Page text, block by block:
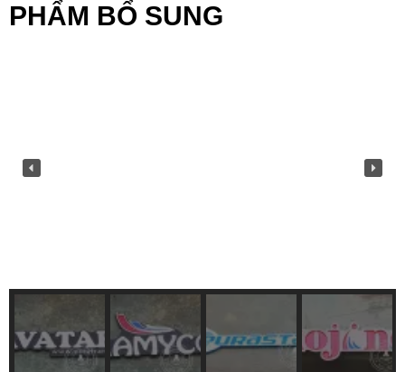
PHẨM BỔ SUNG